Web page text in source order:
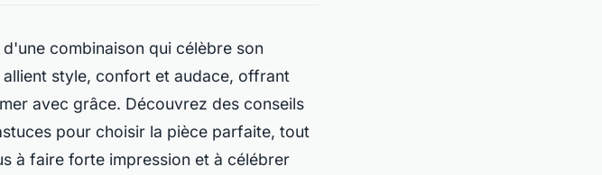
combinaison qui célèbre son
style, confort et audace, offrant
avec grâce. Découvrez des conseils
pour choisir la pièce parfaite, tout
à faire forte impression et à célébrer